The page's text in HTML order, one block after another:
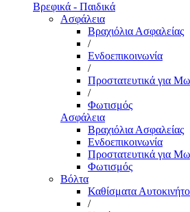
Βρεφικά - Παιδικά
Ασφάλεια
Βραχιόλια Ασφαλείας
/
Ενδοεπικοινωνία
/
Προστατευτικά για
/
Φωτισμός
Ασφάλεια
Βραχιόλια Ασφαλείας
Ενδοεπικοινωνία
Προστατευτικά για
Φωτισμός
Βόλτα
Καθίσματα
/